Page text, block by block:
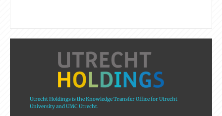
Utrecht Holdings is the Knowledge Transfer Office for Utrecht
University and UMC Utrecht.